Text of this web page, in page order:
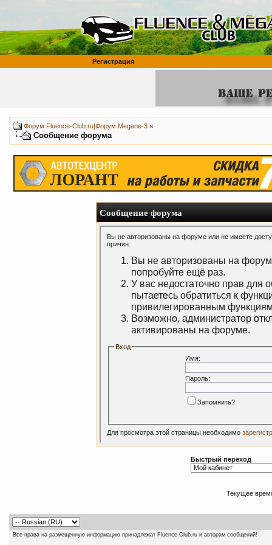
Регистрация
Форум Fluence-Club.ru|Форум Megane-3 «
Сообщение форума
Сообщение форума
Вы не авторизованы на форуме или не имеете
причин:
Вы не авторизованы на
попробуйте ещё раз.
У вас недостаточно прав для
пытаетесь обратиться к
привилегированным
Возможно, администратор
активированы на форуме.
Вход
Имя:
Пароль:
Запомнить?
Для просмотра этой страницы необходимо
Быстрый переход
Текущее
Все права на размещенную информацию принадлежат Fluence-Club.ru и авторам сообщений!